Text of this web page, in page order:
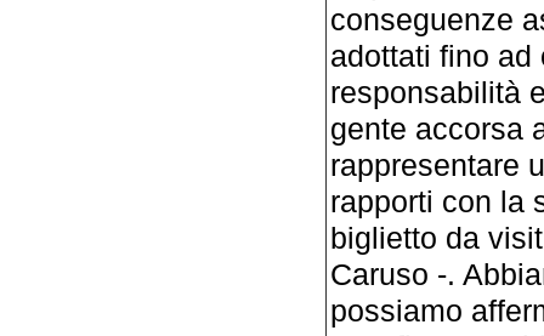
conseguenze
adottati fino ad
responsabilità
gente accorsa
rappresentare
rapporti con la
biglietto da
Caruso -.
possiamo